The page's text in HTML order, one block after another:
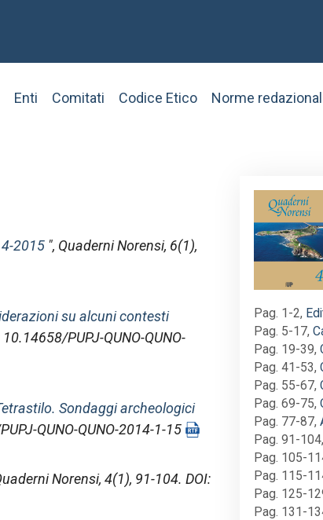
Main
Enti Comitati Codice Etico Norme
2015 ", Quaderni Norensi, 6(1),
su alcuni contesti
PUPJ-QUNO-QUNO-
Sondaggi archeologici
QUNO-QUNO-2014-1-15
Norensi, 4(1), 91-104. DOI:
Image
Pag. 1-2,
Pag. 5-17,
Pag. 19-39,
Pag. 41-53,
Pag. 55-67,
Pag. 69-75,
Pag. 77-87,
Pag. 91-104,
Pag. 105-
Pag. 115-
Pag. 125-
Pag. 131-